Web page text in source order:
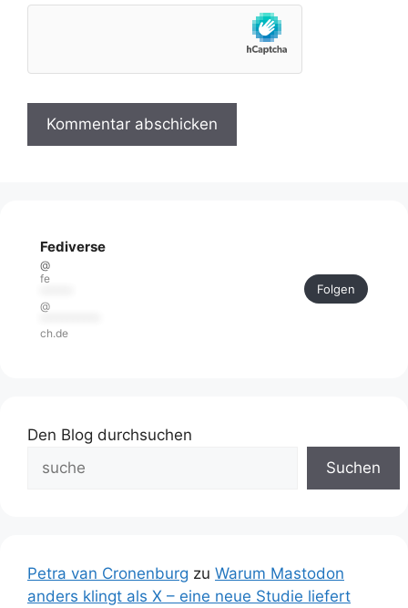
Fediverse
@
fe
@
ch.de
Folgen
Den Blog durchsuchen
Suchen
Petra van Cronenburg zu Warum Mastodon
anders klingt als X – eine neue Studie liefert